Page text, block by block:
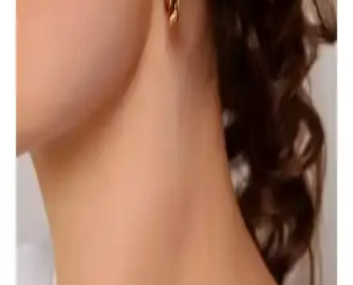
Gösterişli ve parlak gözlükler, kişisel tarzı yansıtırken konfor ve
özgüvenle kullanılması önemlidir. Doğru seçimle günlük yaşamda
şıklık ve rahatlık sağlanabilir.
Aurrari Güneş Figürlü Altın Kaplama Küpe: Zarif
ve Enerjik Takı Seçeneği
Aurrari'nin güneş figürlü altın kaplama küpesi, zarif tasarımı ve
yüksek kaliteli malzemeleriyle şıklık ve pozitif enerji sunar.
Kullanımı kolay, dayanıklı ve hassas ciltlere uygun olup, günlük ve
özel günler için ideal bir seçimdir.
EURO DAY Siyah Fileli Mutfak Bandanası
Profesyonel Aşçılar ve Sağlık Çalışanları İçin
EURO DAY tasarımı siyah fileli mutfak bandanası, dayanıklı
polyester kumaşı ve rahat yapısıyla profesyonel kullanım için ideal,